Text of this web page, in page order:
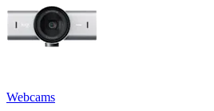
Webcams